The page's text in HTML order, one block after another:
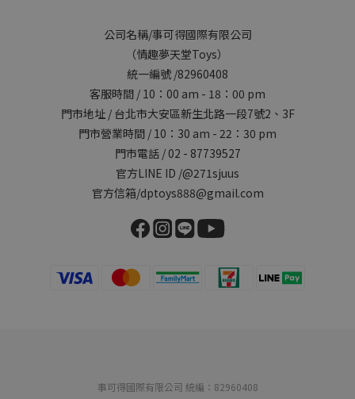
公司名稱/事可得國際有限公司
（情趣夢天堂Toys）
統一編號 /82960408
客服時間 / 10：00 am - 18：00 pm
門市地址 / 台北市大安區新生北路一段7號2、3F
門市營業時間 / 10：30 am - 22：30 pm
門市電話 / 02 - 87739527
官方LINE ID /@271sjuus
官方信箱/dptoys888@gmail.com
事可得國際有限公司 統編：82960408